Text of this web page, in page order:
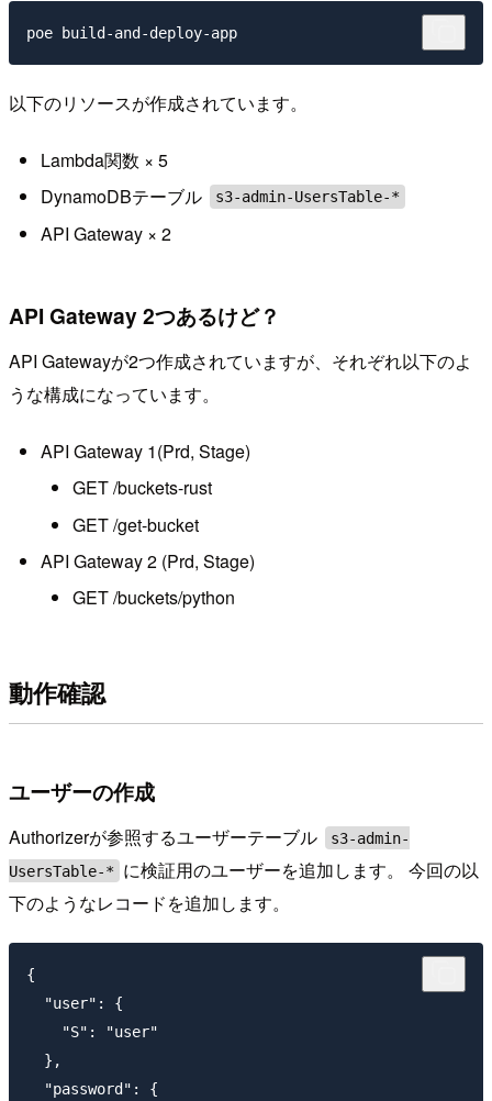
以下のリソースが作成されています。
Lambda関数 × 5
DynamoDBテーブル
s3-admin-UsersTable-*
API Gateway × 2
API Gateway 2つあるけど？
API Gatewayが2つ作成されていますが、それぞれ以下のよ
うな構成になっています。
API Gateway 1(Prd, Stage)
GET /buckets-rust
GET /get-bucket
API Gateway 2 (Prd, Stage)
GET /buckets/python
動作確認
ユーザーの作成
Authorizerが参照するユーザーテーブル
s3-admin-
UsersTable-*
に検証用のユーザーを追加します。 今回の以
下のようなレコードを追加します。
{
  "user": {
    "S": "user"
  },
  "password": {